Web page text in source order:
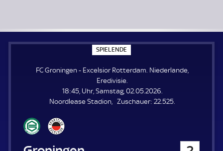
SPIELENDE
P
E
E
N
E
FC Groningen - Excelsior Rotterdam. Niederlande,
Eredivisie.
18:45, Uhr, Samstag, 02.05.2026.
Noordlease Stadion
Zuschauer: Z
22.525.